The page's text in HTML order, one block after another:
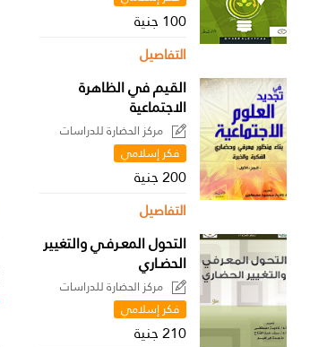
100 جنية
التفاصيل
القيم في الظاهرة
الاجتماعية
مركز الحضارة للدراسات
السياسية
فكر إسلامي
200 جنية
التفاصيل
التحول المعـرفـي والتغيير
الحضـاري
مركز الحضارة للدراسات
السياسية
فكر إسلامي
210 جنية